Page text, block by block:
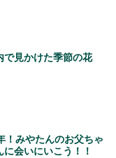
で見かけた季節の花
！みやたんのお父ちゃ
会いにいこう！！